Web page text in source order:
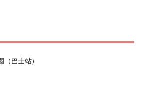
巴士站）